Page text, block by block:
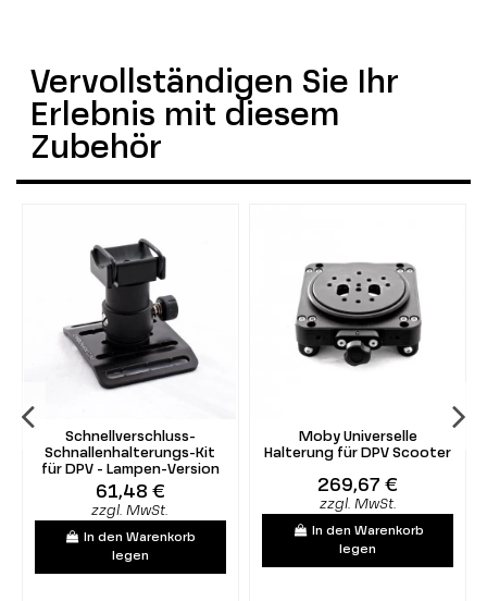
Vervollständigen Sie Ihr
Erlebnis mit diesem
Zubehör
Schnellverschluss-
Schnallenhalterungs-Kit
für DPV - Lampen-Version
61,48 €
zzgl. MwSt.
In den Warenkorb
legen
Moby Universelle
Halterung für DPV Scooter
269,67 €
zzgl. MwSt.
In den Warenkorb
legen